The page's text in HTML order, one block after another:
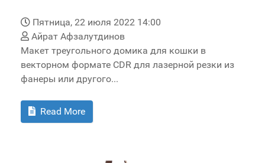
Пятница, 22 июля 2022 14:00
Айрат Афзалутдинов
Макет треугольного домика для кошки в
векторном формате CDR для лазерной резки из
фанеры или другого...
Read More